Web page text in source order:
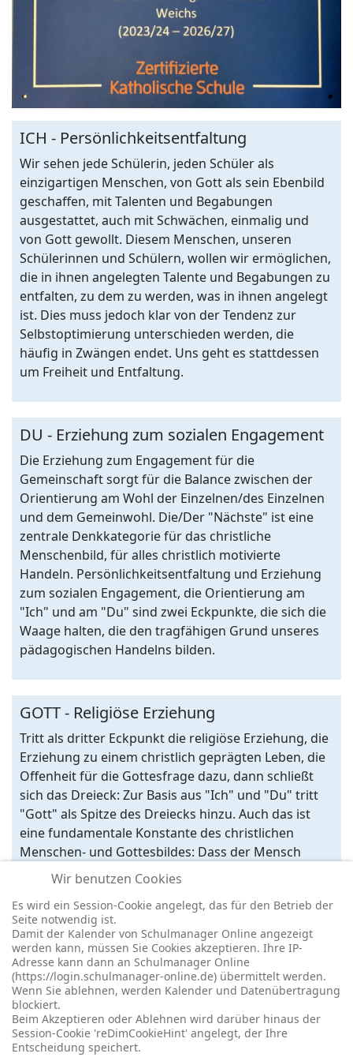
ICH - Persönlichkeitsentfaltung
Wir sehen jede Schülerin, jeden Schüler als
einzigartigen Menschen, von Gott als sein Ebenbild
geschaffen, mit Talenten und Begabungen
ausgestattet, auch mit Schwächen, einmalig und
von Gott gewollt. Diesem Menschen, unseren
Schülerinnen und Schülern, wollen wir ermöglichen,
die in ihnen angelegten Talente und Begabungen zu
entfalten, zu dem zu werden, was in ihnen angelegt
ist. Dies muss jedoch klar von der Tendenz zur
Selbstoptimierung unterschieden werden, die
häufig in Zwängen endet. Uns geht es stattdessen
um Freiheit und Entfaltung.
DU - Erziehung zum sozialen Engagement
Die Erziehung zum Engagement für die
Gemeinschaft sorgt für die Balance zwischen der
Orientierung am Wohl der Einzelnen/des Einzelnen
und dem Gemeinwohl. Die/Der "Nächste" ist eine
zentrale Denkkategorie für das christliche
Menschenbild, für alles christlich motivierte
Handeln. Persönlichkeitsentfaltung und Erziehung
zum sozialen Engagement, die Orientierung am
"Ich" und am "Du" sind zwei Eckpunkte, die sich die
Waage halten, die den tragfähigen Grund unseres
pädagogischen Handelns bilden.
GOTT - Religiöse Erziehung
Tritt als dritter Eckpunkt die religiöse Erziehung, die
Erziehung zu einem christlich geprägten Leben, die
Offenheit für die Gottesfrage dazu, dann schließt
sich das Dreieck: Zur Basis aus "Ich" und "Du" tritt
"Gott" als Spitze des Dreiecks hinzu. Auch das ist
eine fundamentale Konstante des christlichen
Menschen- und Gottesbildes: Dass der Mensch
fähig ist, sich nach Gott auszurichten, Gott zu
Pädagogik soll dazu beitragen, unseren
Schülerinnen und Schülern das zu ermöglichen.
© 2026 -
Einstellungen-Redaktionslogin
Wir benutzen Cookies
Es wird ein Session-Cookie angelegt, das für den Betrieb der
Seite notwendig ist.
Damit der Kalender von Schulmanager Online angezeigt
werden kann, müssen Sie Cookies akzeptieren. Ihre IP-
Adresse kann dann an Schulmanager Online
(https://login.schulmanager-online.de) übermittelt werden.
Wenn Sie ablehnen, werden Kalender und Datenübertragung
blockiert.
Beim Akzeptieren oder Ablehnen wird darüber hinaus der
Session-Cookie 'reDimCookieHint' angelegt, der Ihre
Entscheidung speichert.